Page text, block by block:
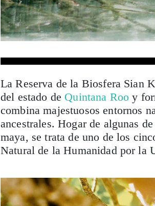
La Reserva de la Biosfera Sian
del estado de Quintana Roo y
combina majestuosos entornos
ancestrales.Hogar de algunas
maya, se trata de uno de los
Natural de la Humanidad por la